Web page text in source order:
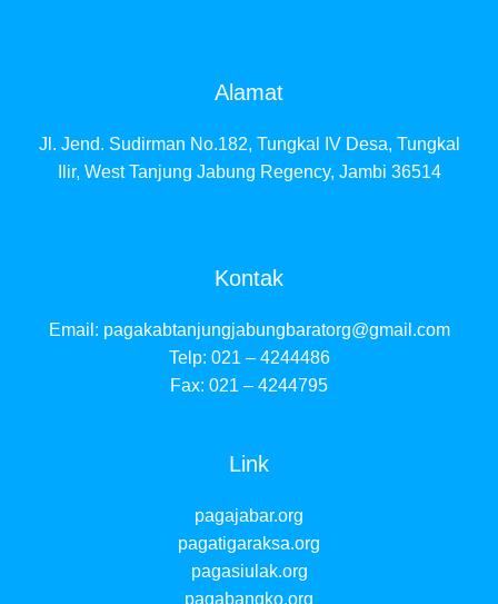
Alamat
Jl. Jend. Sudirman No.182, Tungkal IV Desa, Tungkal
Ilir, West Tanjung Jabung Regency, Jambi 36514
Kontak
Email: pagakabtanjungjabungbaratorg@gmail.com
Telp: 021 – 4244486
Fax: 021 – 4244795
Link
pagajabar.org
pagatigaraksa.org
pagasiulak.org
pagabangko.org